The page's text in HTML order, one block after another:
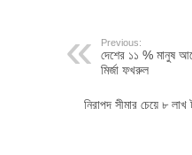
Previous:
দেশের ১১ % মানুষ
মির্জা ফখরুল
নিরাপদ সীমার চেয়ে ৮